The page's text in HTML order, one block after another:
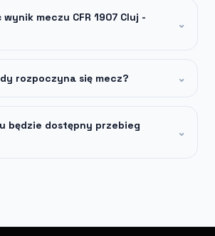
meczu CFR 1907 Cluj -
⌄
rozpoczyna się mecz? ⌄
będzie dostępny przebieg
⌄